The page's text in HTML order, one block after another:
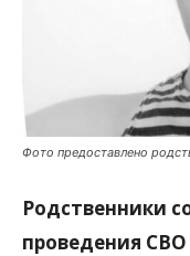
Фото предоставлено
Родственники
проведения